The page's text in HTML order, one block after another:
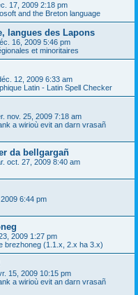
17, 2009 2:18 pm
and the Breton language
langues des Lapons
16, 2009 5:46 pm
et minoritaires
12, 2009 6:33 am
Latin - Latin Spell Checker
nov. 25, 2009 7:18 am
a wirioù evit an darn vrasañ
da bellgargañ
oct. 27, 2009 8:40 am
6:44 pm
2009 1:27 pm
brezhoneg (1.1.x, 2.x ha 3.x)
15, 2009 10:15 pm
a wirioù evit an darn vrasañ